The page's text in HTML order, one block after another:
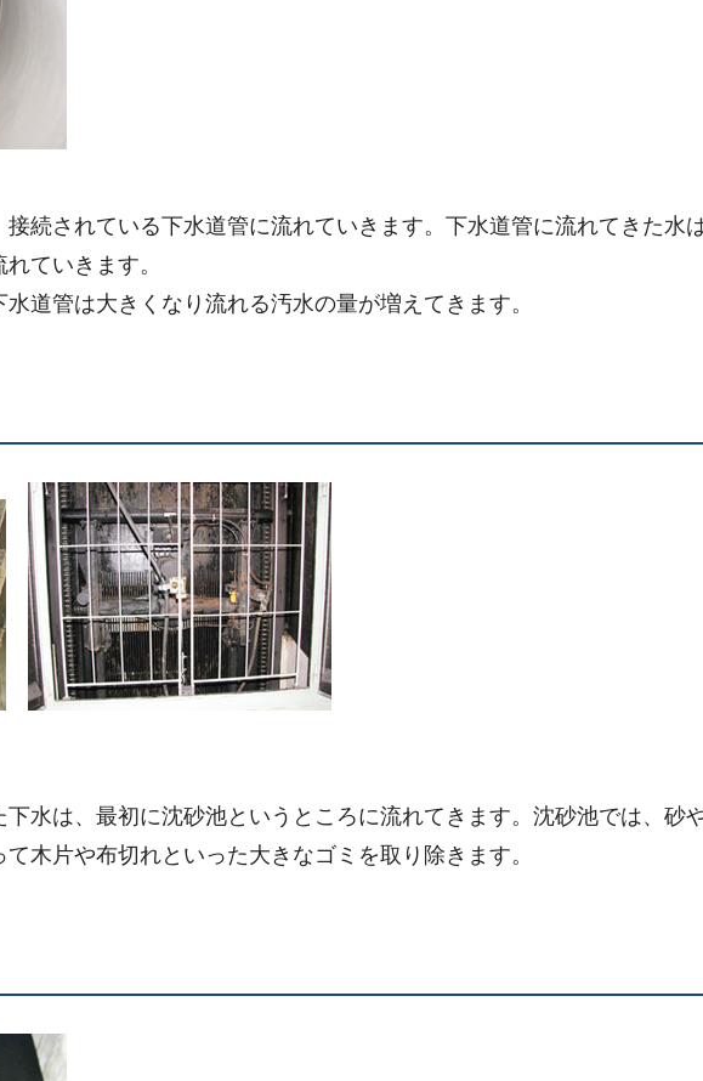
続されている下水道管に流れていきます。下水道管に流れてきた水
ていきます。
道管は大きくなり流れる汚水の量が増えてきます。
水は、最初に沈砂池というところに流れてきます。沈砂池では、砂
木片や布切れといった大きなゴミを取り除きます。